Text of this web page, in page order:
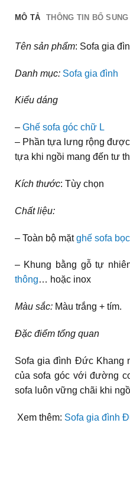
MÔ TẢ THÔNG TIN BỔ SUNG
Tên sản phẩm: Sofa gia
Danh mục: Sofa gia đình
Kiểu dáng
– Ghế sofa góc chữ L
– Phần tựa lưng rộng
tựa khi ngồi mang đến tư
Kích thước: Tùy chọn
Chất liệu:
– Toàn bộ mặtghế sofa
– Khung bằng gỗ tự
thông… hoặc inox
Màu sắc: Màu trắng + tím.
Đặc điểm tổng quan
Sofa gia đình Đức Khang
của sofa góc với đường
sofa luôn vững chãi khi
Xem thêm: Sofa gia đình